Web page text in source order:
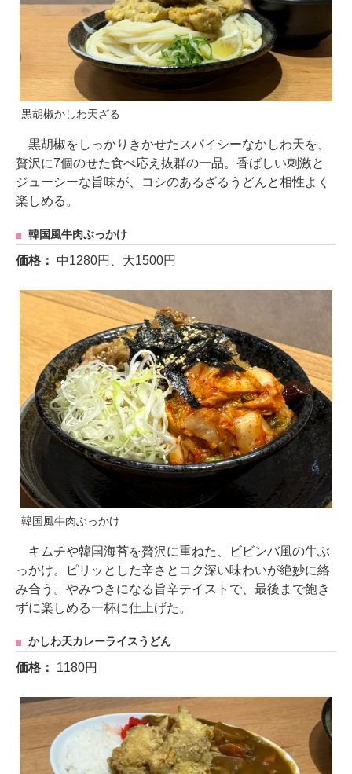
黒胡椒かしわ天ざる
黒胡椒をしっかりきかせたスパイシーなかしわ天を、
贅沢に7個のせた食べ応え抜群の一品。香ばしい刺激と
ジューシーな旨味が、コシのあるざるうどんと相性よく
楽しめる。
韓国風牛肉ぶっかけ
価格： 中1280円、大1500円
韓国風牛肉ぶっかけ
キムチや韓国海苔を贅沢に重ねた、ビビンバ風の牛ぶ
っかけ。ピリッとした辛さとコク深い味わいが絶妙に絡
み合う。やみつきになる旨辛テイストで、最後まで飽き
ずに楽しめる一杯に仕上げた。
かしわ天カレーライスうどん
価格： 1180円